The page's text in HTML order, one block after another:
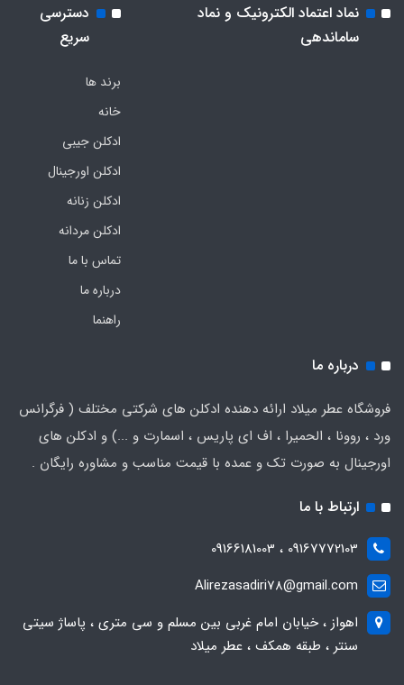
نماد اعتماد الکترونیک و نماد
ساماندهی
دسترسی
سریع
برند ها
خانه
ادکلن جیبی
ادکلن اورجینال
ادکلن زنانه
ادکلن مردانه
تماس با ما
درباره ما
راهنما
درباره ما
فروشگاه عطر میلاد ارائه دهنده ادکلن های شرکتی مختلف ( فرگرانس
ورد ، روونا ، الحمیرا ، اف ای پاریس ، اسمارت و ...) و ادکلن های
اورجینال به صورت تک و عمده با قیمت مناسب و مشاوره رایگان .
ارتباط با ما
09167772103 ، 09166181003
Alirezasadiri78@gmail.com
اهواز ، خیابان امام غربی بین مسلم و سی متری ، پاساژ سیتی
سنتر ، طبقه همکف ، عطر میلاد